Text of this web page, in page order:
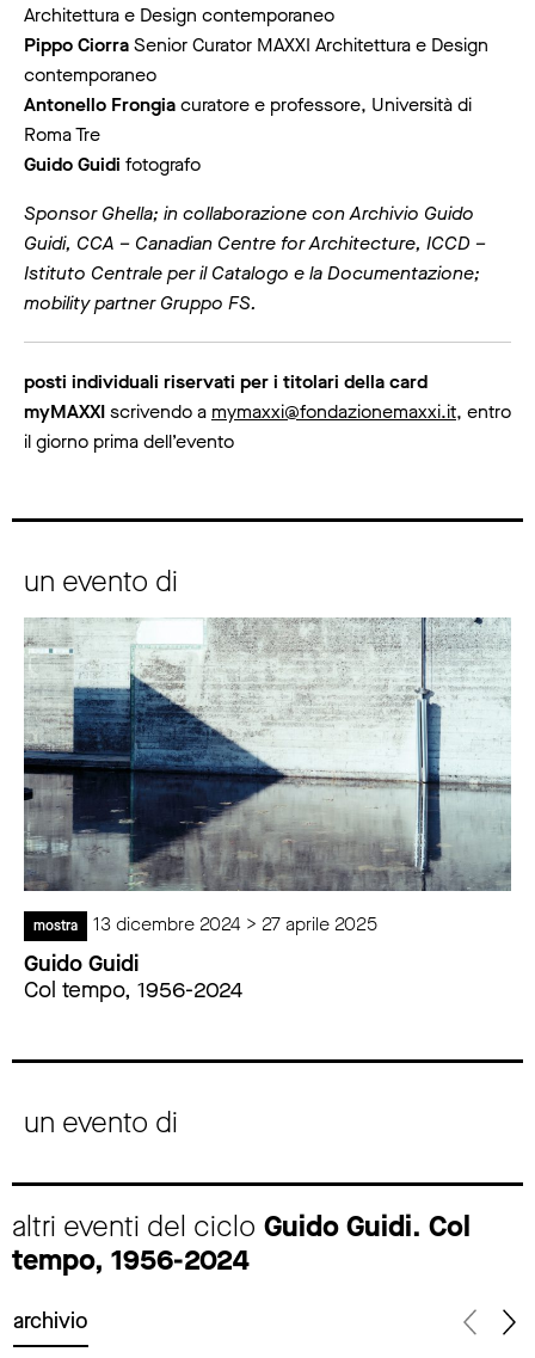
Architettura e Design contemporaneo
Pippo CiorraSenior Curator MAXXI Architettura e Design
contemporaneo
Antonello Frongiacuratore e professore, Università di
Roma Tre
Guido Guidi fotografo
Sponsor Ghella; in collaborazione con Archivio Guido
Guidi, CCA – Canadian Centre for Architecture, ICCD –
Istituto Centrale per il Catalogo e la Documentazione;
mobility partner Gruppo FS.
posti individuali riservati per i titolari della card
myMAXXIscrivendo a mymaxxi@fondazionemaxxi.it, entro
il giorno prima dell’evento
un evento di
mostra 13 dicembre 2024 > 27 aprile 2025
Guido Guidi
Col tempo, 1956-2024
un evento di
altri eventi del ciclo Guido Guidi. Col
tempo, 1956-2024
archivio